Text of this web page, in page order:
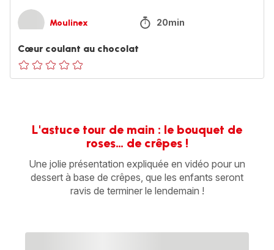
Moulinex 20min
Cœur coulant au chocolat
ratings.0
L'astuce tour de main : le bouquet de
roses… de crêpes !
Une jolie présentation expliquée en vidéo pour un
dessert à base de crêpes, que les enfants seront
ravis de terminer le lendemain !